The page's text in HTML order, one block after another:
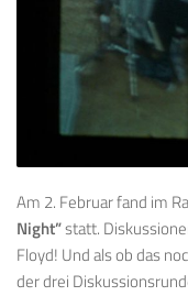
Am 2. Februar fand im
Night”statt.
Floyd! Und als ob das
der drei